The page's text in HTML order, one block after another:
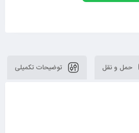
حمل و نقل توضیحات تکمیلی